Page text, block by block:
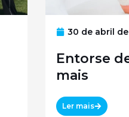
30 de abril de
Entorse
mais
Ler mais